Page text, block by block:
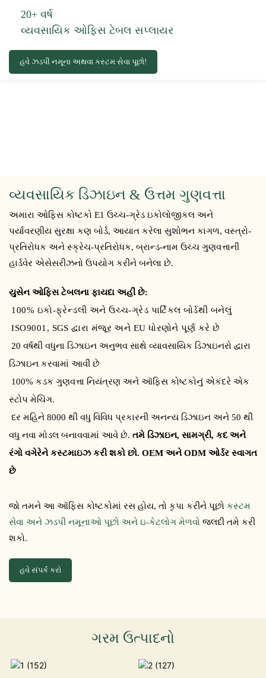
20+ વર્ષ
વ્યવસાયિક ઓફિસ ટેબલ સપ્લાયર
હવે ઝડપી નમૂના અથવા કસ્ટમ સેવા પૂછો!
વ્યવસાયિક ડિઝાઇન & ઉત્તમ ગુણવત્તા
અમારા ઓફિસ કોષ્ટકો E1 ઉચ્ચ-ગ્રેડ ઇકોલોજીકલ અને
પર્યાવરણીય સુરક્ષા કણ બોર્ડ, આયાત કરેલા સુશોભન કાગળ, વસ્ત્રો-
પ્રતિરોધક અને સ્ક્રેચ-પ્રતિરોધક, બ્રાન્ડ-નામ ઉચ્ચ ગુણવત્તાની
હાર્ડવેર એસેસરીઝનો ઉપયોગ કરીને બનેલા છે.
યુસેન ઓફિસ ટેબલના ફાયદા અહીં છે:
100% ઇકો-ફ્રેન્ડલી અને ઉચ્ચ-ગ્રેડ પાર્ટિકલ બોર્ડથી બનેલું
ISO9001, SGS દ્વારા મંજૂર અને EU ધોરણોને પૂર્ણ કરે છે
20 વર્ષથી વધુના ડિઝાઇન અનુભવ સાથે વ્યાવસાયિક ડિઝાઇનરો દ્વારા
ડિઝાઇન કરવામાં આવી છે
100% કડક ગુણવત્તા નિયંત્રણ અને ઑફિસ કોષ્ટકોનું એકંદરે એક
સ્ટોપ મેચિંગ.
દર મહિને 8000 થી વધુ વિવિધ પ્રકારની અનન્ય ડિઝાઇન અને 50 થી
વધુ નવા મોડલ બનાવવામાં આવે છે. તમે ડિઝાઇન, સામગ્રી, કદ અને
રંગો વગેરેને કસ્ટમાઇઝ કરી શકો છો. OEM અને ODM ઓર્ડર સ્વાગત
છે
જો તમને આ ઑફિસ કોષ્ટકોમાં રસ હોય, તો કૃપા કરીને પૂછો કસ્ટમ
સેવા અને ઝડપી નમૂનાઓ પૂછો અને ઇ-કેટલોગ મેળવો જલદી તમે કરી
શકો.
હવે સંપર્ક કરો
ગરમ ઉત્પાદનો